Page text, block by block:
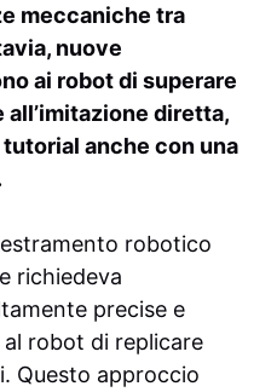
meccaniche tra
nuove
ai robot di superare
diretta,
anche con una
robotico
richiedeva
precise e
robot di replicare
Questo approccio